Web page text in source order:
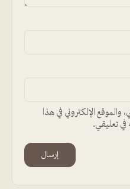
والموقع الإلكتروني في هذا
في تعليقي.